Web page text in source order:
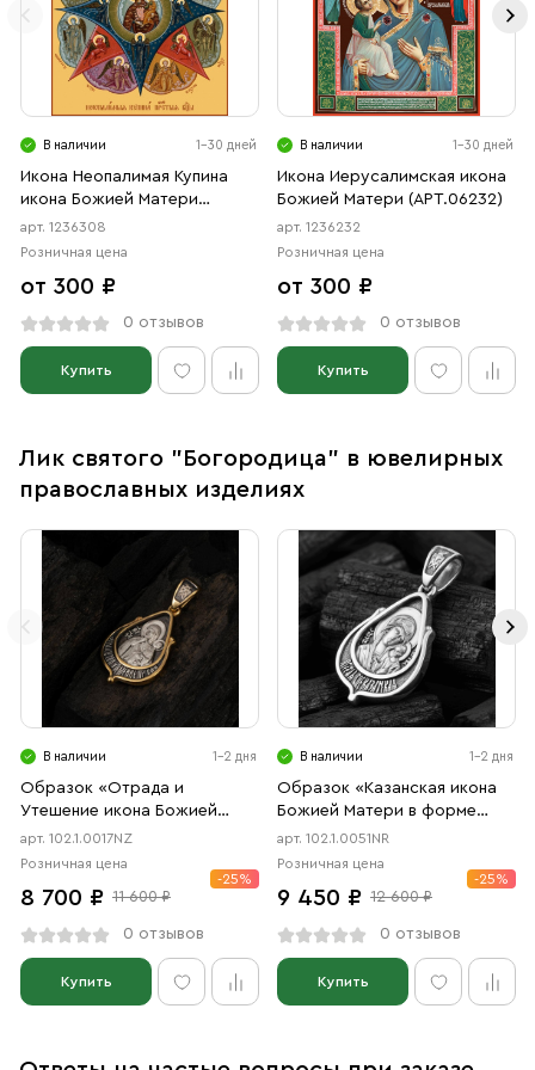
В наличии 1-30 дней
Икона Неопалимая Купина
икона Божией Матери
(АРТ.06308)
арт. 1236308
Розничная цена
от 300 ₽
0 отзывов
Купить
В наличии 1-30 дней
Икона Иерусалимская икона
Божией Матери (АРТ.06232)
арт. 1236232
Розничная цена
от 300 ₽
0 отзывов
Купить
Лик святого "Богородица" в ювелирных
православных изделиях
В наличии 1-2 дня
Образок «Отрада и
Утешение икона Божией
Матери в форме цаты»
чернение, позолота
арт. 102.1.0017NZ
Розничная цена
8 700 ₽ 11 600 ₽
-25%
0 отзывов
Купить
В наличии 1-2 дня
Образок «Казанская икона
Божией Матери в форме
цаты» чернение, родий
арт. 102.1.0051NR
Розничная цена
9 450 ₽ 12 600 ₽
-25%
0 отзывов
Купить